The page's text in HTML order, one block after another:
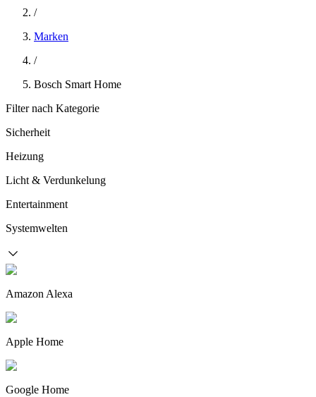
/
Marken
/
Bosch Smart Home
Filter nach Kategorie
Sicherheit
Heizung
Licht & Verdunkelung
Entertainment
Systemwelten
Amazon Alexa
Apple Home
Google Home